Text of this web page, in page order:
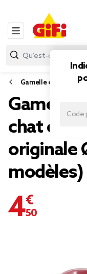
Gamelle et
Gamelle
chat
originale
modèles)
4,50 €